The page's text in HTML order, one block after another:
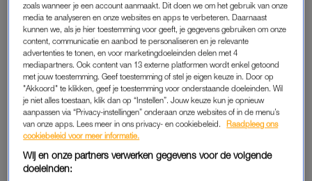
ze terug als Charlie haar uitnodigt voor de begrafenis van zijn
moeder.
Vanaf 10 juni te zien op Prime Video.
ROSE HILL | PRIME VIDEO
zoals wanneer je een account aanmaakt. Dit doen we om het gebruik van onze
media te analyseren en onze websites en apps te verbeteren. Daarnaast
kunnen we, als je hier toestemming voor geeft, je gegevens gebruiken om onze
content, communicatie en aanbod te personaliseren en je relevante
advertenties te tonen, en voor marketingdoeleinden delen met 4
mediapartners. Ook content van 13 externe platformen wordt enkel getoond
met jouw toestemming. Geef toestemming of stel je eigen keuze in. Door op
"Akkoord" te klikken, geef je toestemming voor onderstaande doeleinden. Wil
je niet alles toestaan, klik dan op “Instellen”. Jouw keuze kun je opnieuw
aanpassen via “Privacy-instellingen” onderaan onze websites of in de menu’s
van onze apps. Lees meer in ons privacy- en cookiebeleid.
Raadpleeg ons
cookiebeleid voor meer informatie.
Wij en onze partners verwerken gegevens voor de volgende
doeleinden: